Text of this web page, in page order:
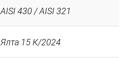
AISI 430 / AISI 321
Ялта 15 К/2024